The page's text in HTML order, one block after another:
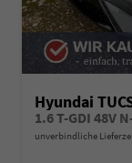
Hyundai
1.6 T-GDI 48V
unverbindliche